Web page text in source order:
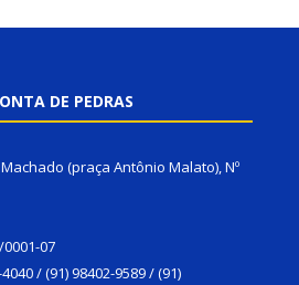
DE PEDRAS
(praça Antônio Malato), Nº
0001-07
/ (91) 98402-9589 / (91)